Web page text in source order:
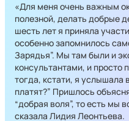
«Для меня очень важным
полезной, делать добрые
шесть лет я приняла
особенно запомнилось
Зарядья”. Мы там были и
консультантами, и
тогда, кстати, я услышала
платят?” Пришлось
“добрая воля”, то есть мы
сказала Лидия Леонтьева.